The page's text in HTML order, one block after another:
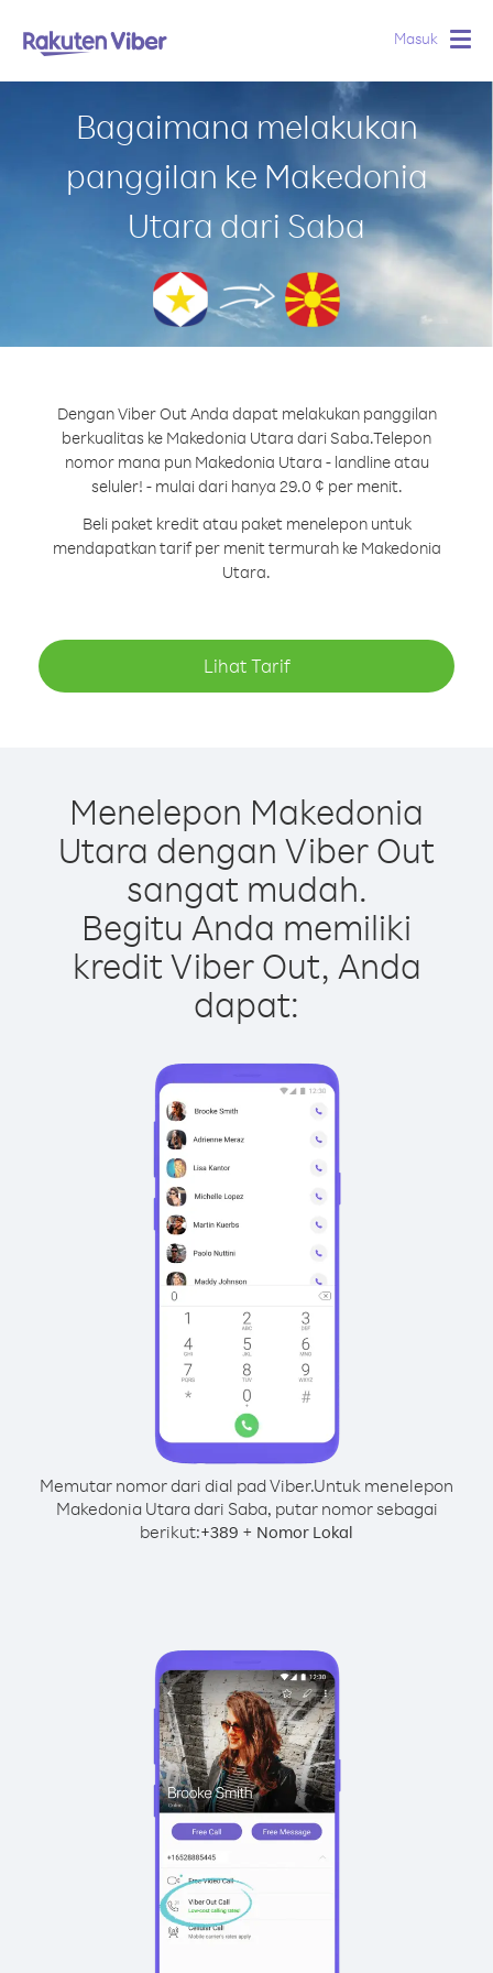
Masuk
Bagaimana melakukan
panggilan ke Makedonia
Utara dari Saba
Dengan Viber Out Anda dapat melakukan panggilan
berkualitas ke Makedonia Utara dari Saba.Telepon
nomor mana pun Makedonia Utara - landline atau
seluler! - mulai dari hanya 29.0 ¢ per menit.
Beli paket kredit atau paket menelepon untuk
mendapatkan tarif per menit termurah ke Makedonia
Utara.
Lihat Tarif
Menelepon Makedonia
Utara dengan Viber Out
sangat mudah.
Begitu Anda memiliki
kredit Viber Out, Anda
dapat:
Memutar nomor dari dial pad Viber.Untuk menelepon
Makedonia Utara dari Saba, putar nomor sebagai
berikut:+389 + Nomor Lokal